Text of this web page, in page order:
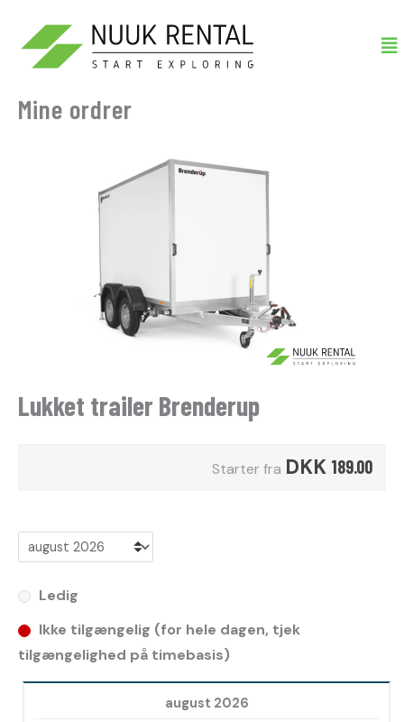
indholdet
Mine ordrer
Lukket trailer Brenderup
Starter fra DKK 189.00
Ledig
Ikke tilgængelig (for hele dagen, tjek
tilgængelighed på timebasis)
august 2026